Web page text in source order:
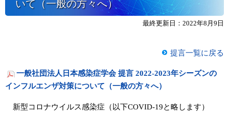
いて（一般の方々へ）
最終更新日：2022年8月9日
提言一覧に戻る
一般社団法人日本感染症学会 提言 2022-2023年シーズンの
インフルエンザ対策について（一般の方々へ）
新型コロナウイルス感染症（以下COVID-19と略します）